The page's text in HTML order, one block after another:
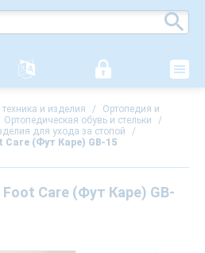
и изделия /
Ортопедия и
Ортопедическая обувь и стельки
/
для ухода за стопой
/
Care (Фут Каре) GB-15
Care (Фут Каре) GB-